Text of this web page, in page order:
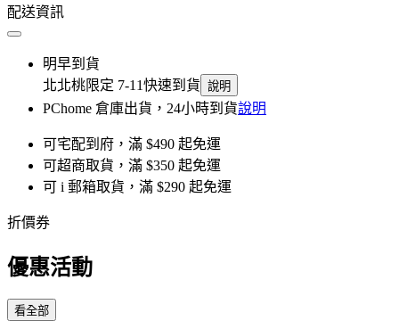
配送資訊
明早到貨
北北桃限定 7-11快速到貨 說明
PChome 倉庫出貨，24小時到貨說明
可宅配到府，滿 $490 起免運
可超商取貨，滿 $350 起免運
可 i 郵箱取貨，滿 $290 起免運
折價券
優惠活動
看全部